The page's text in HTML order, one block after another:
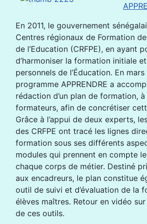
En 2011, le gouvernement
Centres régionaux de Formation
de l’Education (CRFPE), en ayant
d’harmoniser la formation initiale
personnels de l’Éducation. En
programme APPRENDRE a
rédaction d’un plan de formation, à
formateurs, afin de concrétiser
Grâce à l’appui de deux experts,
des CRFPE ont tracé les lignes
formation sous ses différents
modules qui prennent en compte
chaque corps de métier. Destiné
aux encadreurs, le plan constitue
outil de suivi et d’évaluation de la
élèves maîtres. Retour en vidéo sur
de ces outils.